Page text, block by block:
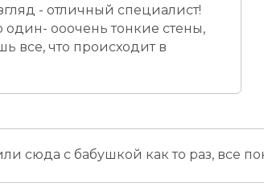
- отличный специалист!
один- ооочень тонкие стены,
все, что происходит в
сюда с бабушкой как то раз, все